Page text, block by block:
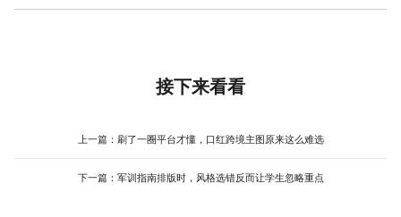
推文要考虑手机阅读，扁平风格比较稳，分区清晰，滑动起来不
接下来看看
上一篇： 刷了一圈平台才懂，口红跨境主图原来这么难选
下一篇： 军训指南排版时，风格选错反而让学生忽略重点